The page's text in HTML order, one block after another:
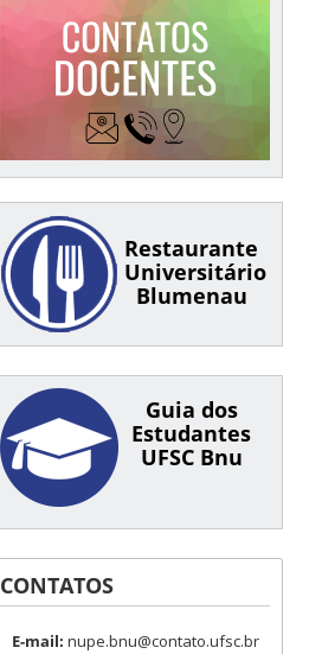
Restaurante
Universitário
Blumenau
Guia dos
Estudantes
UFSC Bnu
CONTATOS
E-mail: nupe.bnu@contato.ufsc.br